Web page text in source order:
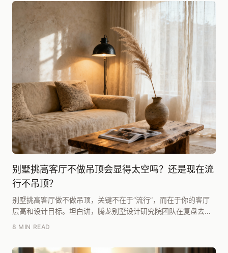
别墅挑高客厅不做吊顶会显得太空吗？还是现在流
行不吊顶？
别墅挑高客厅做不做吊顶，关键不在于“流行”，而在于你的客厅
层高和设计目标。坦白讲，腾龙别墅设计研究院团队在复盘去年
8 MIN READ